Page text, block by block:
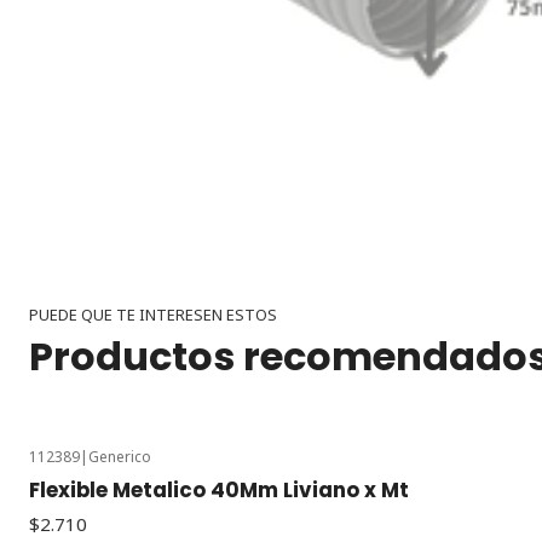
PUEDE QUE TE INTERESEN ESTOS
Productos
112389| Generico
Flexible Metalico 40Mm Liviano x Mt
$2.710